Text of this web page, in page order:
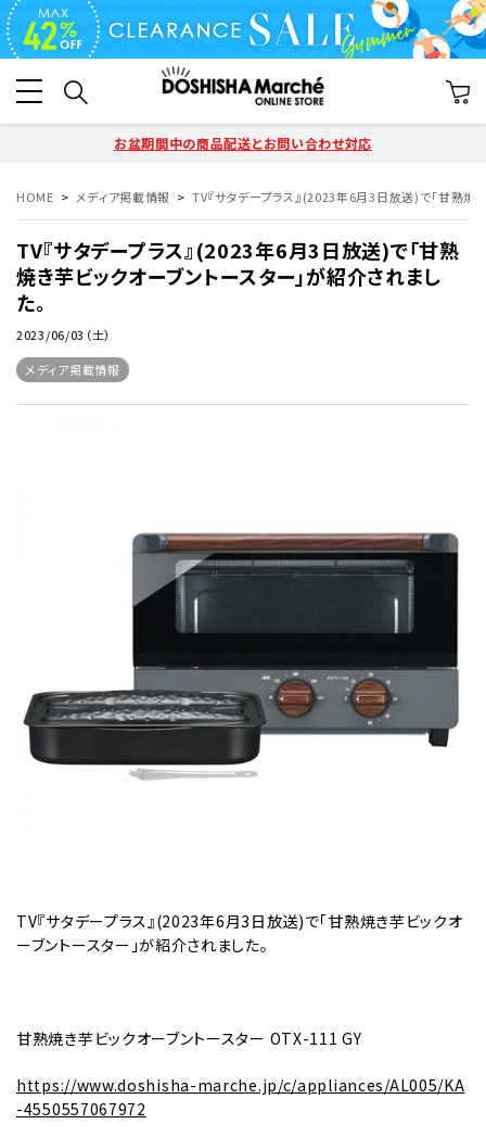
お盆期間中の商品配送とお問い合わせ対応
HOME メディア掲載情報 TV『サタデープラス』(2023年6月3日放送)で「甘熟焼
TV『サタデープラス』(2023年6月3日放送)で「甘熟
焼き芋ビックオーブントースター」が紹介されまし
た。
2023/06/03（土）
メディア掲載情報
TV『サタデープラス』(2023年6月3日放送)で「甘熟焼き芋ビックオ
ーブントースター」が紹介されました。
甘熟焼き芋ビックオーブントースター OTX-111 GY
https://www.doshisha-marche.jp/c/appliances/AL005/KA
-4550557067972